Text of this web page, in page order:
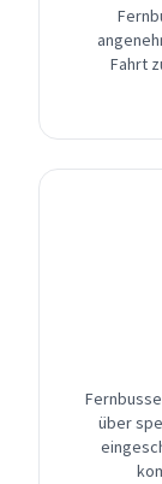
Fahrt
über